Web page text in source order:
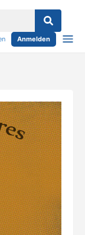
Anmelden